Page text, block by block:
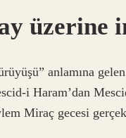
üzerine
anlamına
i Haram’dan
Miraç gecesi